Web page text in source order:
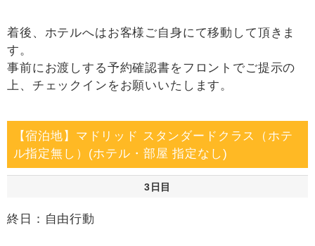
着後、ホテルへはお客様ご自身にて移動して頂きま
す。
事前にお渡しする予約確認書をフロントでご提示の
上、チェックインをお願いいたします。
【宿泊地】マドリッド スタンダードクラス（ホテ
ル指定無し）(ホテル・部屋 指定なし)
3日目
終日：自由行動